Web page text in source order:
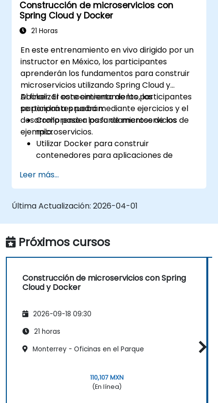
en entornos de producción.
Desplegar y orquestar microservicios
utilizando Kubernetes.
Construcción de microservicios con
Spring Cloud y Docker
21 Horas
En este entrenamiento en vivo dirigido por un
instructor en México, los participantes
aprenderán los fundamentos para construir
microservicios utilizando Spring Cloud y
Docker. El conocimiento de los participantes
se pondrá a prueba mediante ejercicios y el
desarrollo paso a paso de microservicios de
ejemplo.
Al finalizar este entrenamiento, los
participantes podrán:
Comprender los fundamentos de los
microservicios.
Utilizar Docker para construir
contenedores para aplicaciones de
Construir e implementar microservicios
en contenedores utilizando Spring Cloud y
Docker.
descubrimiento y la puerta de enlace API
de Spring Cloud.
Utilizar Docker Compose para pruebas
de integración de extremo a extremo.
Leer más...
Última Actualización: 2026-04-01
Próximos cursos
Construcción de microservicios con Spring
Cloud y Docker
2026-09-18 09:30
21 horas
Monterrey - Oficinas en el Parque
110,107 MXN
(En línea)